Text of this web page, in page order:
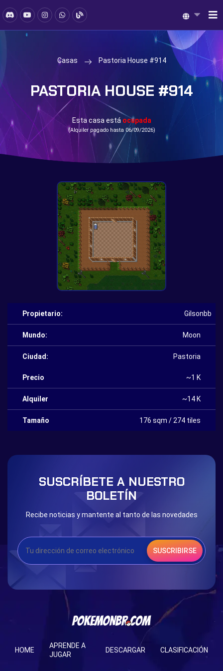
Casas Pastoria House #914
PASTORIA HOUSE #914
Esta casa está ocupada
(Alquiler pagado hasta 06/09/2026)
Propietario: Gilsonbb
Mundo: Moon
Ciudad: Pastoria
Precio ~1 K
Alquiler ~14 K
Tamaño 176 sqm / 274 tiles
SUSCRÍBETE A NUESTRO
BOLETÍN
Recibe noticias y mantente al tanto de las novedades
SUSCRIBIRSE
HOME
APRENDE A
JUGAR
DESCARGAR CLASIFICACIÓN